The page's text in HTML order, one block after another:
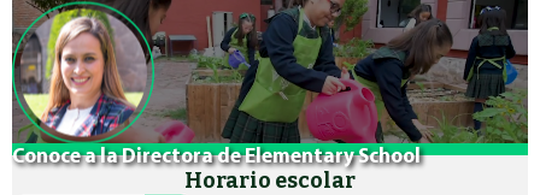
Conoce a la Directora deElementary School
Horario escolar